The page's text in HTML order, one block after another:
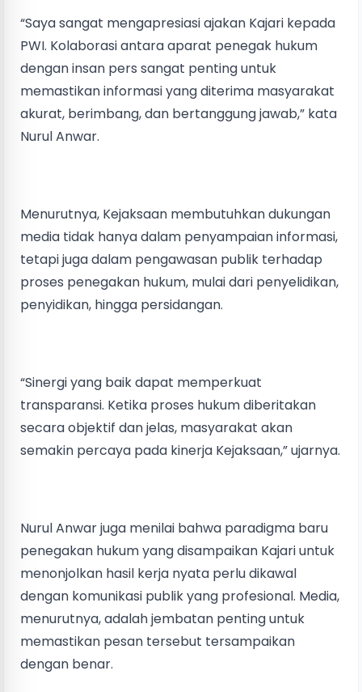
“Saya sangat mengapresiasi ajakan Kajari kepada
PWI. Kolaborasi antara aparat penegak hukum
dengan insan pers sangat penting untuk
memastikan informasi yang diterima masyarakat
akurat, berimbang, dan bertanggung jawab,” kata
Nurul Anwar.
Menurutnya, Kejaksaan membutuhkan dukungan
media tidak hanya dalam penyampaian informasi,
tetapi juga dalam pengawasan publik terhadap
proses penegakan hukum, mulai dari penyelidikan,
penyidikan, hingga persidangan.
“Sinergi yang baik dapat memperkuat
transparansi. Ketika proses hukum diberitakan
secara objektif dan jelas, masyarakat akan
semakin percaya pada kinerja Kejaksaan,” ujarnya.
Nurul Anwar juga menilai bahwa paradigma baru
penegakan hukum yang disampaikan Kajari untuk
menonjolkan hasil kerja nyata perlu dikawal
dengan komunikasi publik yang profesional. Media,
menurutnya, adalah jembatan penting untuk
memastikan pesan tersebut tersampaikan
dengan benar.